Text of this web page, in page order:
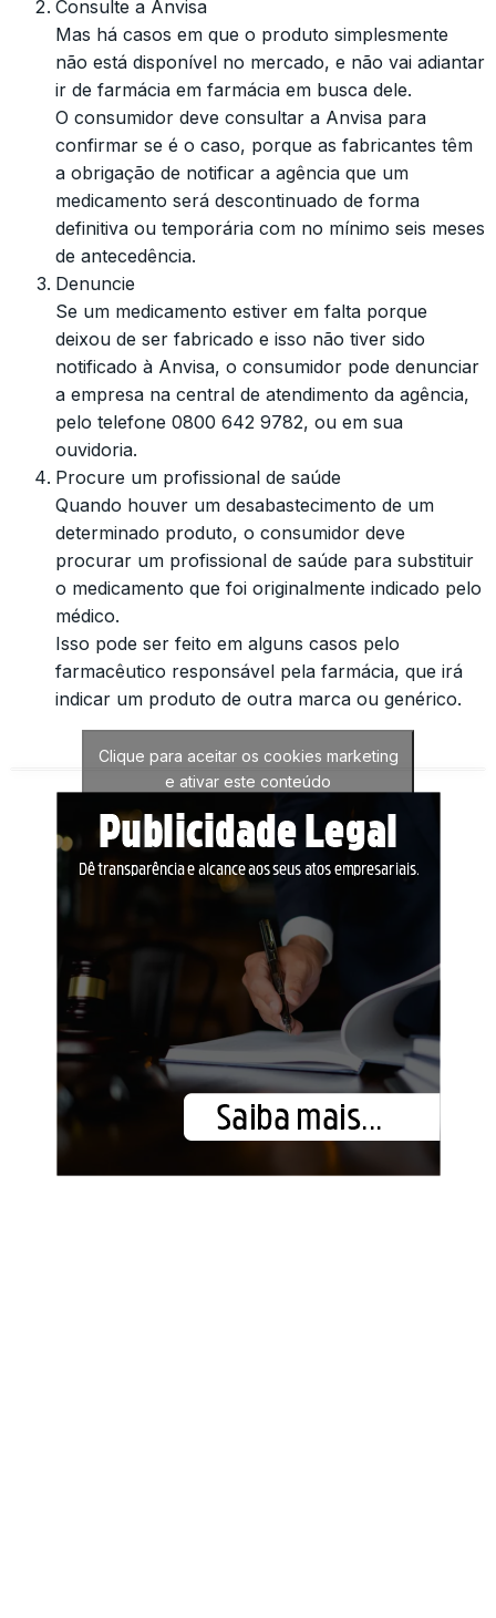
Consulte a Anvisa
Mas há casos em que o produto simplesmente
não está disponível no mercado, e não vai adiantar
ir de farmácia em farmácia em busca dele.
O consumidor deve consultar a Anvisa para
confirmar se é o caso, porque as fabricantes têm
a obrigação de notificar a agência que um
medicamento será descontinuado de forma
definitiva ou temporária com no mínimo seis meses
de antecedência.
Denuncie
Se um medicamento estiver em falta porque
deixou de ser fabricado e isso não tiver sido
notificado à Anvisa, o consumidor pode denunciar
a empresa na central de atendimento da agência,
pelo telefone 0800 642 9782, ou em sua
ouvidoria.
Procure um profissional de saúde
Quando houver um desabastecimento de um
determinado produto, o consumidor deve
procurar um profissional de saúde para substituir
o medicamento que foi originalmente indicado pelo
médico.
Isso pode ser feito em alguns casos pelo
farmacêutico responsável pela farmácia, que irá
indicar um produto de outra marca ou genérico.
Clique para aceitar os cookies marketing
e ativar este conteúdo